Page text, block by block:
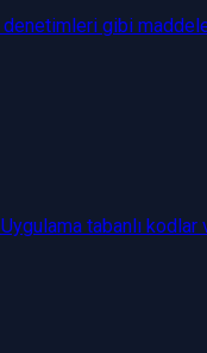
gibi
tabanlı kodlar